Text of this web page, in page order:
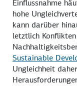
Einflussnahme
hohe
kann darüber
letztlich
Sustainable
Ungleichheit